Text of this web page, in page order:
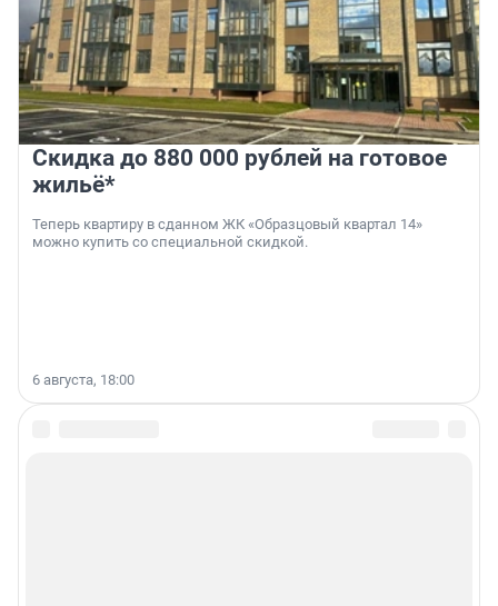
Скидка до 880 000 рублей на готовое
жильё*
Теперь квартиру в сданном ЖК «Образцовый квартал 14»
можно купить со специальной скидкой.
6 августа, 18:00